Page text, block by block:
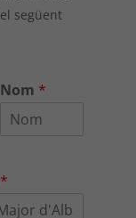
següent
Nom *
*